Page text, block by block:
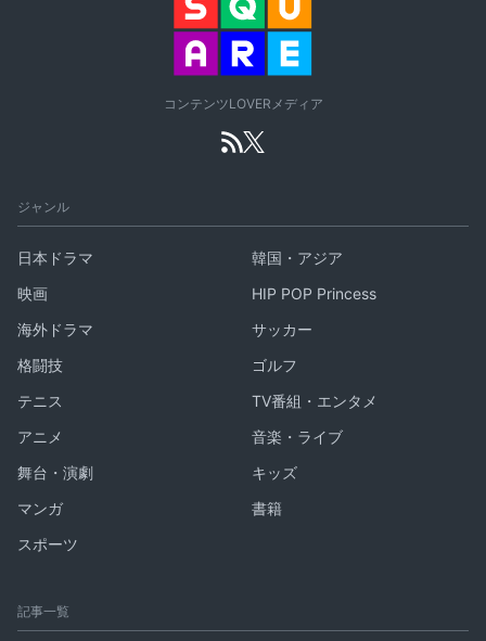
コンテンツLOVERメディア
ジャンル
日本ドラマ
韓国・アジア
映画
HIP POP Princess
海外ドラマ
サッカー
格闘技
ゴルフ
テニス
TV番組・エンタメ
アニメ
音楽・ライブ
舞台・演劇
キッズ
マンガ
書籍
スポーツ
記事一覧